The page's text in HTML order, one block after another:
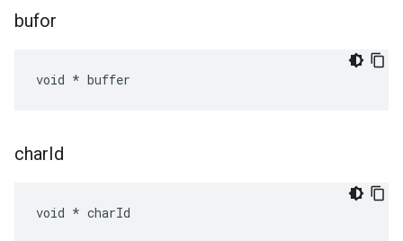
bufor
void * buffer
charId
void * charId